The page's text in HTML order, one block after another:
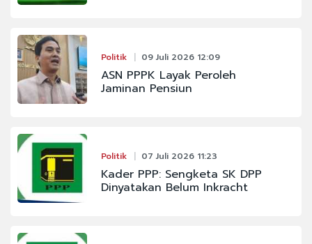
Politik 09 Juli 2026 12:09
ASN PPPK Layak Peroleh
Jaminan Pensiun
Politik 07 Juli 2026 11:23
Kader PPP: Sengketa SK DPP
Dinyatakan Belum Inkracht